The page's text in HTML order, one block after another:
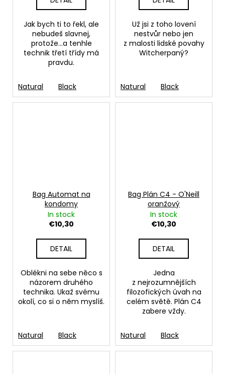
Jak bych ti to řekl, ale
nebudeš slavnej,
protože…a tenhle
technik třetí třídy má
pravdu.
Natural Black
Už jsi z toho lovení
nestvůr nebo jen
z malosti lidské povahy
Witcherpaný?
Natural Black
Bag Automat na
kondomy
In stock
€10,30
DETAIL
Oblékni na sebe něco s
názorem druhého
technika. Ukaž svému
okolí, co si o něm myslíš.
Natural Black
Bag Plán C4 - O'Neill
oranžový
In stock
€10,30
DETAIL
Jedna
z nejrozumnějších
filozofických úvah na
celém světě. Plán C4
zabere vždy.
Natural Black